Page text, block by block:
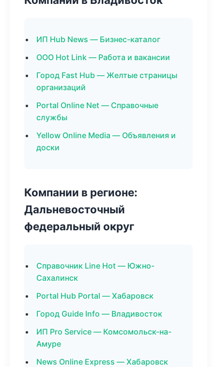
ИП Hub News — Бизнес-каталог
ООО Hot Link — Работа и вакансии
Город Fast Hub — Желтые страницы
организаций
Portal Online Net — Справочные
службы
Yellow Online Media — Объявления и
доски
Компании в регионе:
Дальневосточный
федеральный округ
Справочник Line Hot — Южно-
Сахалинск
Portal Hub Portal — Хабаровск
Город Guide Info — Владивосток
ИП Pro Service — Комсомольск-на-
Амуре
News Online Express — Хабаровск